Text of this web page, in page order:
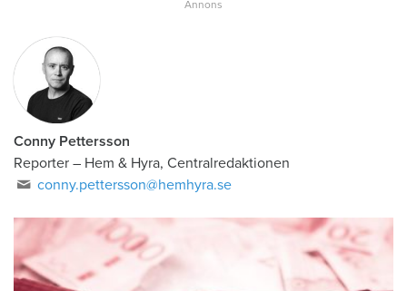
Conny Pettersson
Reporter – Hem & Hyra, Centralredaktionen
conny.pettersson@hemhyra.se